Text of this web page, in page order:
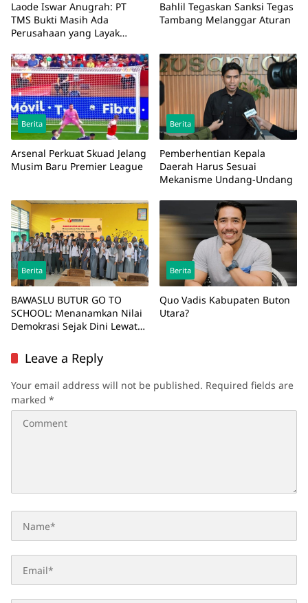
Laode Iswar Anugrah: PT
TMS Bukti Masih Ada
Perusahaan yang Layak
Bahlil Tegaskan Sanksi Tegas
Tambang Melanggar Aturan
Berita
Arsenal Perkuat Skuad Jelang
Musim Baru Premier League
Berita
Pemberhentian Kepala
Daerah Harus Sesuai
Mekanisme Undang-Undang
Berita
BAWASLU BUTUR GO TO
SCHOOL: Menanamkan Nilai
Demokrasi Sejak Dini Lewat
Berita
Quo Vadis Kabupaten Buton
Utara?
Leave a Reply
Your email address will not be published. Required fields are
marked *